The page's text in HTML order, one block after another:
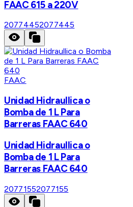
FAAC 615 a 220V
20774452077445
FAAC
Unidad Hidraullica o
Bomba de 1 L Para
Barreras FAAC 640
Unidad Hidraullica o
Bomba de 1 L Para
Barreras FAAC 640
20771552077155